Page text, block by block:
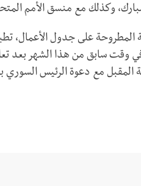
وكذلك مع منسق الأمم
المطروحة على جدول الأعمال،
المقبل مع دعوة الرئيس السوري